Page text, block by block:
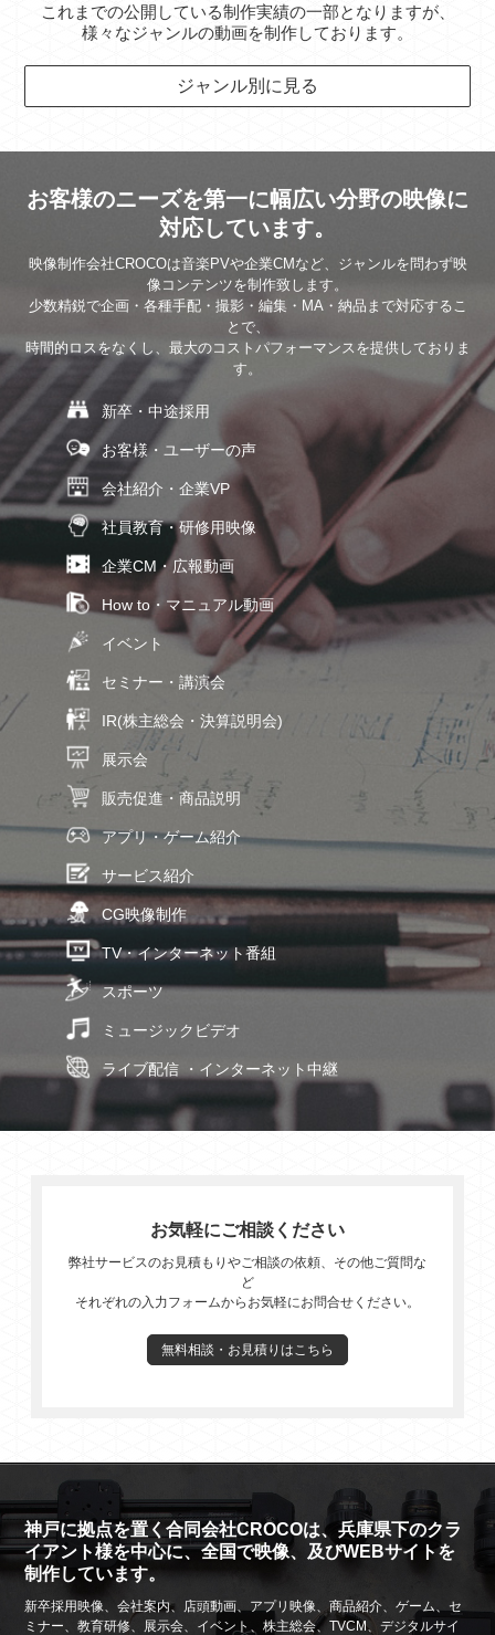
これまでの公開している制作実績の一部となりますが、
様々なジャンルの動画を制作しております。
ジャンル別に見る
お客様のニーズを第一に幅広い分野の映像に
対応しています。
映像制作会社CROCOは音楽PVや企業CMなど、ジャンルを問わず映
像コンテンツを制作致します。
少数精鋭で企画・各種手配・撮影・編集・MA・納品まで対応するこ
とで、
時間的ロスをなくし、最大のコストパフォーマンスを提供しておりま
す。
新卒・中途採用
お客様・ユーザーの声
会社紹介・企業VP
社員教育・研修用映像
企業CM・広報動画
How to・マニュアル動画
イベント
セミナー・講演会
IR(株主総会・決算説明会)
展示会
販売促進・商品説明
アプリ・ゲーム紹介
サービス紹介
CG映像制作
TV・インターネット番組
スポーツ
ミュージックビデオ
ライブ配信 ・インターネット中継
お気軽にご相談ください
弊社サービスのお見積もりやご相談の依頼、その他ご質問な
ど
それぞれの入力フォームからお気軽にお問合せください。
無料相談・お見積りはこちら
神戸に拠点を置く合同会社CROCOは、兵庫県下のクラ
イアント様を中心に、全国で映像、及びWEBサイトを
制作しています。
新卒採用映像、会社案内、店頭動画、アプリ映像、商品紹介、ゲーム、セ
ミナー、教育研修、展示会、イベント、株主総会、TVCM、デジタルサイ